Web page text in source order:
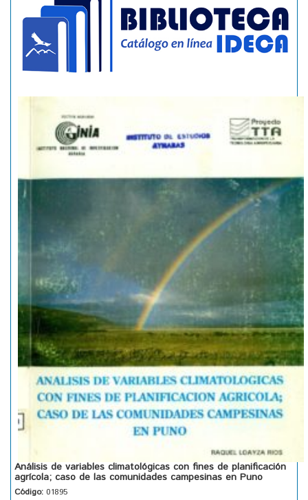
Análisis de variables climatológicas con fines de planificación
agrícola; caso de las comunidades campesinas en Puno
Código: 01895